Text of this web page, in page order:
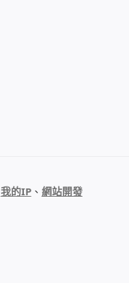
我的IP、 網站開發